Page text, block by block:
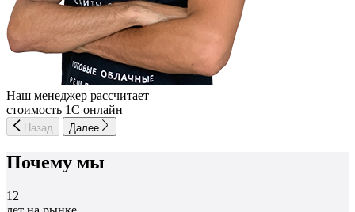
Наш менеджер рассчитает
стоимость 1С онлайн
Назад Далее
Почему мы
12